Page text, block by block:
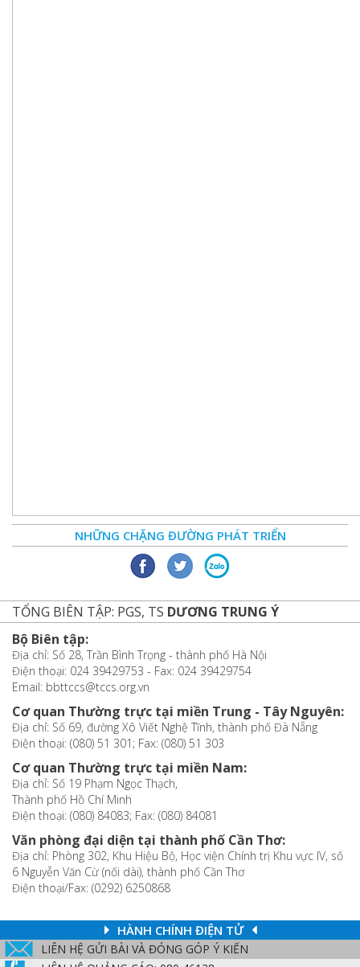
NHỮNG CHẶNG ĐƯỜNG PHÁT TRIỂN
TỔNG BIÊN TẬP: PGS, TS DƯƠNG TRUNG Ý
Bộ Biên tập:
Địa chỉ: Số 28, Trần Bình Trọng - thành phố Hà Nội
Điện thoại: 024 39429753 - Fax: 024 39429754
Email: bbttccs@tccs.org.vn
Cơ quan Thường trực tại miền Trung - Tây Nguyên:
Địa chỉ: Số 69, đường Xô Viết Nghệ Tĩnh, thành phố Đà Nẵng
Điện thoại: (080) 51 301; Fax: (080) 51 303
Cơ quan Thường trực tại miền Nam:
Địa chỉ: Số 19 Phạm Ngọc Thạch,
Thành phố Hồ Chí Minh
Điện thoại: (080) 84083; Fax: (080) 84081
Văn phòng đại diện tại thành phố Cần Thơ:
Địa chỉ: Phòng 302, Khu Hiệu Bộ, Học viện Chính trị Khu vực IV, số
6 Nguyễn Văn Cừ (nối dài), thành phố Cần Thơ
Điện thoại/Fax: (0292) 6250868
HÀNH CHÍNH ĐIỆN TỬ
LIÊN HỆ GỬI BÀI VÀ ĐÓNG GÓP Ý KIẾN